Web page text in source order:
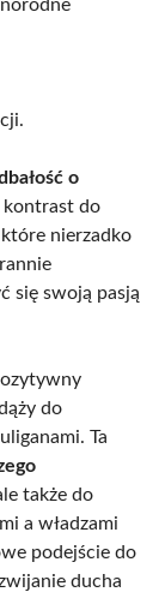
o
kontrast do
nierzadko
się swoją pasją
do
Ta
także do
a władzami
podejście do
ducha